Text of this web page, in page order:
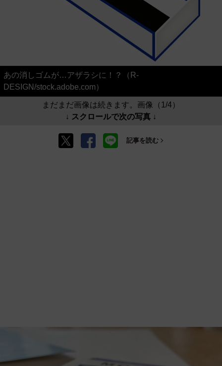
あの消しゴムが…アザラシに！？（R-
DESIGN/stock.adobe.com）
まだまだ画像は続きます。画像（1/4）
↓ スクロールで次の写真 ↓
記事を読む